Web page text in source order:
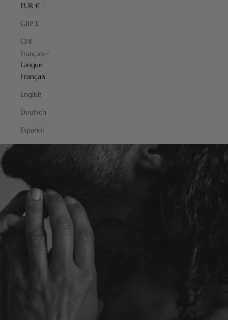
EUR €
GBP £
CHF
Français
Langue
Français
English
Deutsch
Español